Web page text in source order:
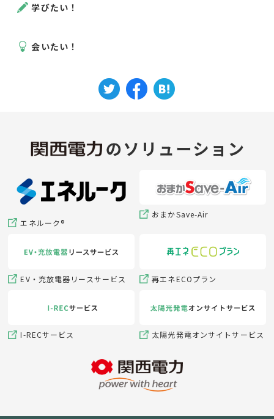
学びたい！
会いたい！
エネルーク®
おまかSave-Air
EV・充放電器リースサービス 再エネECOプラン
I-RECサービス 太陽光発電オンサイトサービス